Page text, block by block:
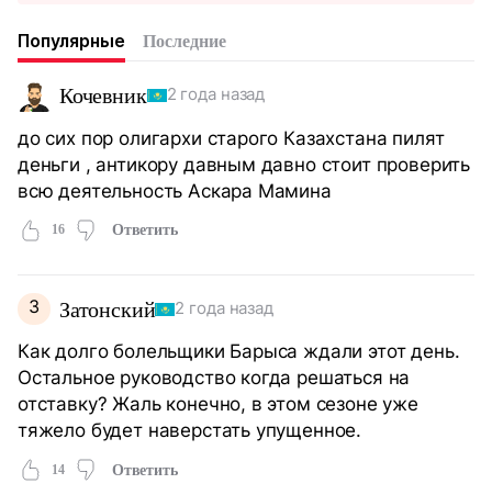
Популярные Последние
Кочевник 2 года назад
до сих пор олигархи старого Казахстана пилят
деньги , антикору давным давно стоит проверить
всю деятельность Аскара Мамина
16 Ответить
З Затонский 2 года назад
Как долго болельщики Барыса ждали этот день.
Остальное руководство когда решаться на
отставку? Жаль конечно, в этом сезоне уже
тяжело будет наверстать упущенное.
14 Ответить